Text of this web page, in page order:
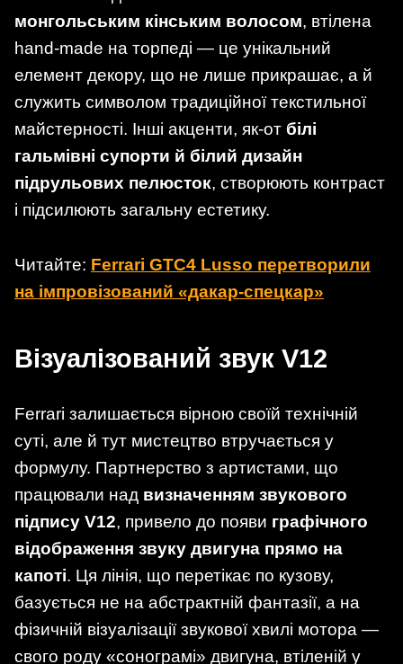
монгольським кінським волосом, втілена
hand-made на торпеді — це унікальний
елемент декору, що не лише прикрашає, а й
служить символом традиційної текстильної
майстерності. Інші акценти, як-от білі
гальмівні супорти й білий дизайн
підрульових пелюсток, створюють контраст
і підсилюють загальну естетику.
Читайте: Ferrari GTC4 Lusso перетворили
на імпровізований «дакар-спецкар»
Візуалізований звук V12
Ferrari залишається вірною своїй технічній
суті, але й тут мистецтво втручається у
формулу. Партнерство з артистами, що
працювали над визначенням звукового
підпису V12, привело до появи графічного
відображення звуку двигуна прямо на
капоті. Ця лінія, що перетікає по кузову,
базується не на абстрактній фантазії, а на
фізичній візуалізації звукової хвилі мотора —
свого роду «сонограмі» двигуна, втіленій у